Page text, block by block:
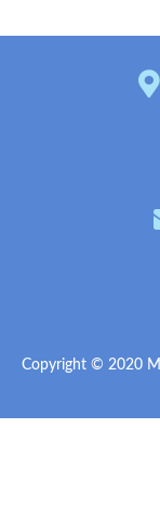
Copyright © 2020